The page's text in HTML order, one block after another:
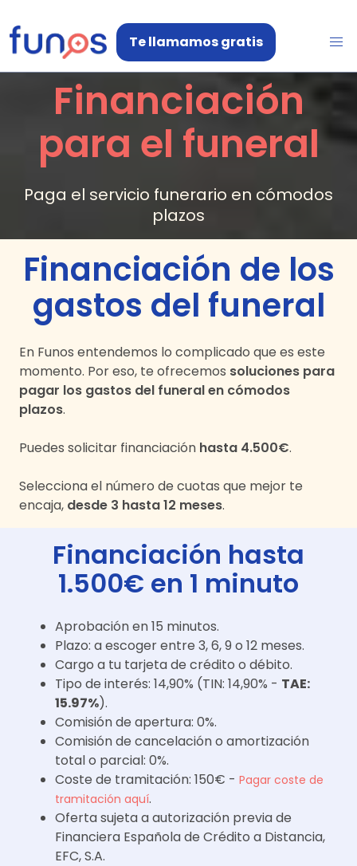
Te llamamos gratis
Financiación
para el funeral
Paga el servicio funerario en cómodos
plazos
Financiación de los
gastos del funeral
En Funos entendemos lo complicado que es este
momento. Por eso, te ofrecemos soluciones para
pagar los gastos del funeral en cómodos
plazos.
Puedes solicitar financiación hasta 4.500€.
Selecciona el número de cuotas que mejor te
encaja, desde 3 hasta 12 meses.
Financiación hasta
1.500€ en 1 minuto
Aprobación en 15 minutos.
Plazo: a escoger entre 3, 6, 9 o 12 meses.
Cargo a tu tarjeta de crédito o débito.
Tipo de interés: 14,90% (TIN: 14,90% - TAE:
15.97%).
Comisión de apertura: 0%.
Comisión de cancelación o amortización
total o parcial: 0%.
Coste de tramitación: 150€ - Pagar coste de
tramitación aquí.
Oferta sujeta a autorización previa de
Financiera Española de Crédito a Distancia,
EFC, S.A.